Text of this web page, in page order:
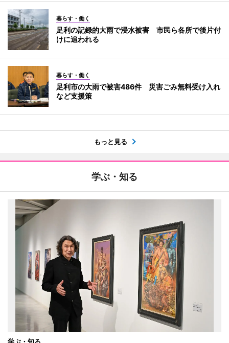
暮らす・働く
足利の記録的大雨で浸水被害 市民ら各所で後片付
けに追われる
暮らす・働く
足利市の大雨で被害486件 災害ごみ無料受け入れ
など支援策
もっと見る
学ぶ・知る